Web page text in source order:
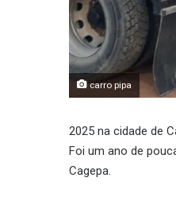
carro pipa
2025 na cidade de
Foi um ano de
Cagepa.